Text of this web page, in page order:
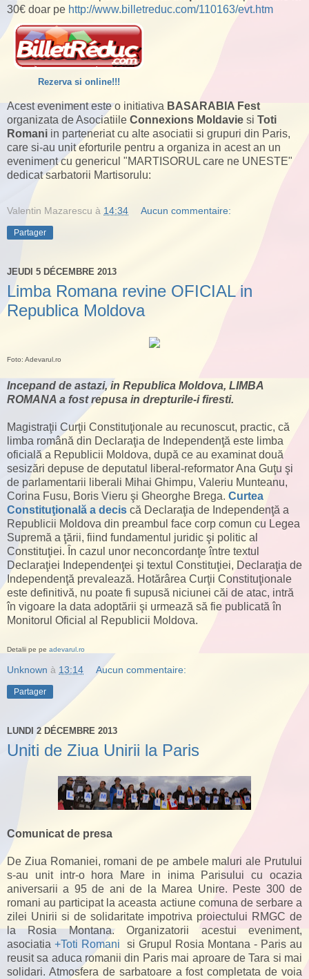
30€ doar pe http://www.billetreduc.com/110163/evt.htm
Rezerva si online!!!
Acest eveniment este o initiativa BASARABIA Fest
organizata de Asociatiile Connexions Moldavie si Toti
Romani in parteneriat cu alte asociatii si grupuri din Paris,
care si-au unit eforturile pentru a organiza in acest an un
eveniment cu genericul "MARTISORUL care ne UNESTE"
dedicat sarbatorii Martisorulu:
Valentin Mazarescu à 14:34 Aucun commentaire:
Partager
JEUDI 5 DÉCEMBRE 2013
Limba Romana revine OFICIAL in
Republica Moldova
Foto: Adevarul.ro
Incepand de astazi, in Republica Moldova, LIMBA
ROMANA a fost repusa in drepturile-i firesti.
Magistraţii Curţii Constituţionale au recunoscut, practic, că
limba română din Declaraţia de Independenţă este limba
oficială a Republicii Moldova, după ce au examinat două
sesizări depuse de deputatul liberal-reformator Ana Guţu şi
de parlamentarii liberali Mihai Ghimpu, Valeriu Munteanu,
Corina Fusu, Boris Vieru şi Gheorghe Brega. Curtea
Constituţională a decis că Declaraţia de Independenţă a
Republicii Moldova din preambul face corp comun cu Legea
Supremă a ţării, fiind fundamentul juridic şi politic al
Constituţiei. În cazul unor neconcordanţe între textul
Declaraţiei Independenţei şi textul Constituţiei, Declaraţia de
Independenţă prevalează. Hotărârea Curţii Constituţionale
este definitivă, nu poate fi supusă niciunei căi de atac, intră
în vigoare la data adoptării şi urmează să fie publicată în
Monitorul Oficial al Republicii Moldova.
Detalii pe pe adevarul.ro
Unknown à 13:14 Aucun commentaire:
Partager
LUNDI 2 DÉCEMBRE 2013
Uniti de Ziua Unirii la Paris
Comunicat de presa
De Ziua Romaniei, romani de pe ambele maluri ale Prutului
s-au unit intr-o hora Mare in inima Parisului cu ocazia
aniversarii a 95 de ani de la Marea Unire. Peste 300 de
romani au participat la aceasta actiune comuna de serbare a
zilei Unirii si de solidaritate impotriva proiectului RMGC de
la Rosia Montana. Organizatorii acestui eveniment,
asociatia +Toti Romani si Grupul Rosia Montana - Paris au
reusit sa aduca romanii din Paris mai aproare de Tara si mai
solidari. Atmosfera de sarbatoare a fost completata de voia